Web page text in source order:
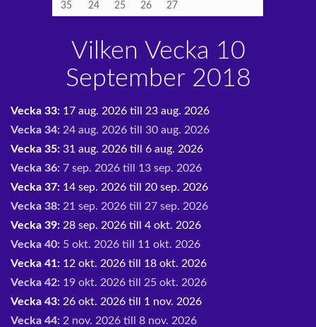
35 24 25 26 27
Vilken Vecka 10
September 2018
Vecka 33: 17 aug. 2026 till 23 aug. 2026
Vecka 34: 24 aug. 2026 till 30 aug. 2026
Vecka 35: 31 aug. 2026 till 6 aug. 2026
Vecka 36: 7 sep. 2026 till 13 sep. 2026
Vecka 37: 14 sep. 2026 till 20 sep. 2026
Vecka 38: 21 sep. 2026 till 27 sep. 2026
Vecka 39: 28 sep. 2026 till 4 okt. 2026
Vecka 40: 5 okt. 2026 till 11 okt. 2026
Vecka 41: 12 okt. 2026 till 18 okt. 2026
Vecka 42: 19 okt. 2026 till 25 okt. 2026
Vecka 43: 26 okt. 2026 till 1 nov. 2026
Vecka 44: 2 nov. 2026 till 8 nov. 2026